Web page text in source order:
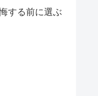
する前に選ぶ